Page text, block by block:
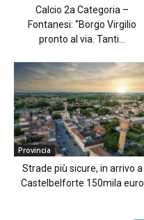
Calcio 2a Categoria –
Fontanesi: “Borgo Virgilio
pronto al via. Tanti...
Provincia
Strade più sicure, in arrivo a
Castelbelforte 150mila euro